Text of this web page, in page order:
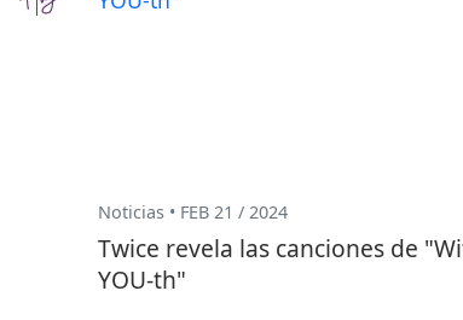
Noticias • FEB 21 / 2024
Twice revela las canciones de
YOU-th"